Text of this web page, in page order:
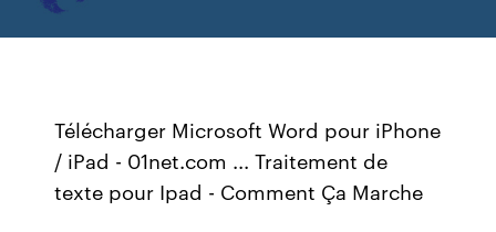
Télécharger Microsoft Word pour iPhone
/ iPad - 01net.com ... Traitement de
texte pour Ipad - Comment Ça Marche